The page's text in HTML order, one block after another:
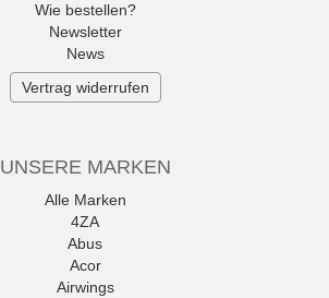
Wie bestellen?
Newsletter
News
Vertrag widerrufen
UNSERE MARKEN
Alle Marken
4ZA
Abus
Acor
Airwings